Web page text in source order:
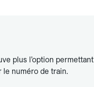
plus l’option permettant
le numéro de train.